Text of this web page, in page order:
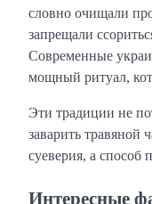
словно очищали
запрещали
Современные
мощный ритуал,
Эти традиции не
заварить травяной
суеверия, а
Интересные